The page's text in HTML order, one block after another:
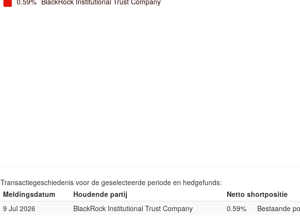
Transactiegeschiedenis voor de geselecteerde periode en hedgefunds:
Meldingsdatum
Houdende partij
Netto shortpositie
9 Jul 2026
BlackRock Institutional Trust Company 0.59% Bestaande